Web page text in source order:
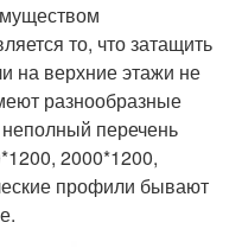
то, что затащить
на верхние этажи не
разнообразные
перечень
2000*1200,
профили бывают